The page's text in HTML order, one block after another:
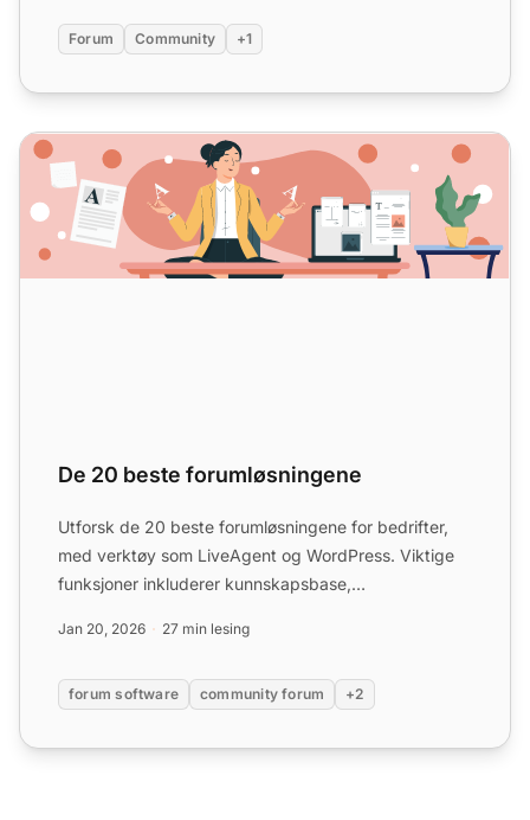
Forum Community +1
De 20 beste forumløsningene
De 20 beste forumløsningene
Utforsk de 20 beste forumløsningene for bedrifter,
med verktøy som LiveAgent og WordPress. Viktige
funksjoner inkluderer kunnskapsbase,
Jan 20, 2026 27 min lesing
forum software community forum +2